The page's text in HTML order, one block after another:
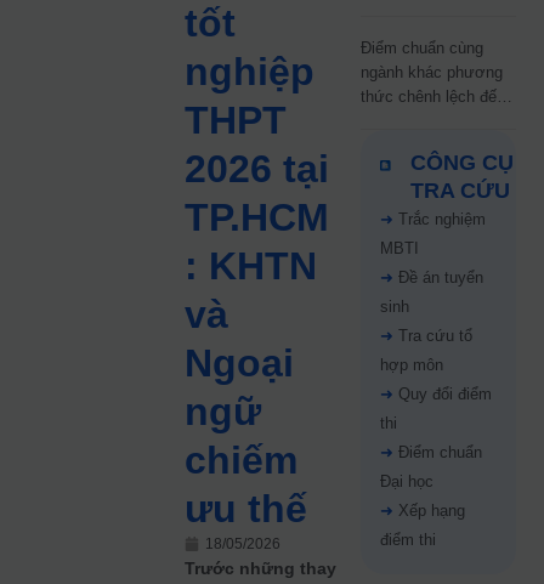
tốt
nghiệp
THPT
2026 tại
TP.HCM
: KHTN
và
Ngoại
ngữ
chiếm
ưu thế
18/05/2026
Trước những thay
Điểm chuẩn cùng
ngành khác phương
thức chênh lệch đến
CÔNG CỤ
TRA CỨU
➜ Trắc nghiệm
MBTI
➜ Đề án tuyển
sinh
➜ Tra cứu tổ
hợp môn
➜ Quy đổi điểm
thi
➜ Điểm chuẩn
Đại học
➜ Xếp hạng
điểm thi